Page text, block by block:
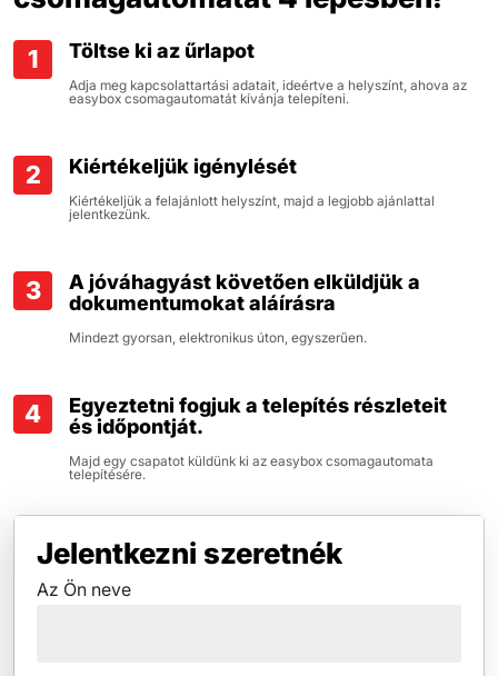
1 Töltse ki az űrlapot
Adja meg kapcsolattartási adatait, ideértve a helyszínt, ahova az
easybox csomagautomatát kívánja telepíteni.
2 Kiértékeljük igénylését
Kiértékeljük a felajánlott helyszínt, majd a legjobb ajánlattal
jelentkezünk.
3
A jóváhagyást követően elküldjük a
dokumentumokat aláírásra
Mindezt gyorsan, elektronikus úton, egyszerűen.
4
Egyeztetni fogjuk a telepítés részleteit
és időpontját.
Majd egy csapatot küldünk ki az easybox csomagautomata
telepítésére.
Jelentkezni szeretnék
Az Ön neve